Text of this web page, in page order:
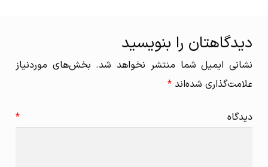
دیدگاهتان را بنویسید
نشانی ایمیل شما منتشر نخواهد شد. بخش‌های موردنیاز
علامت‌گذاری شده‌اند *
دیدگاه*